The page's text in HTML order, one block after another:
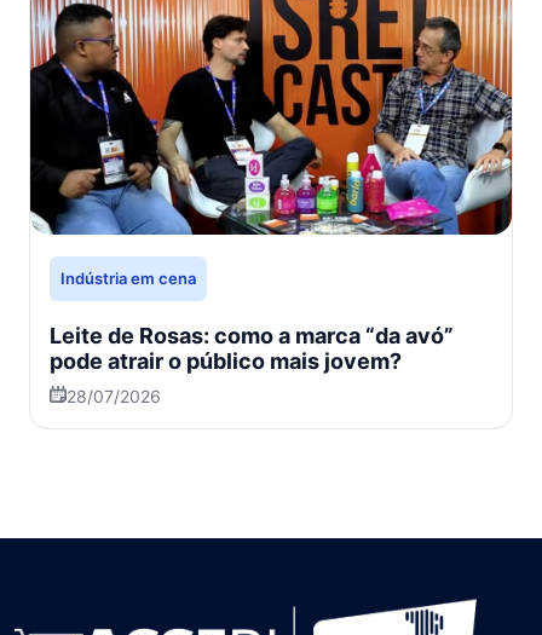
Indústria em cena
Leite de Rosas: como a marca “da avó”
pode atrair o público mais jovem?
28/07/2026